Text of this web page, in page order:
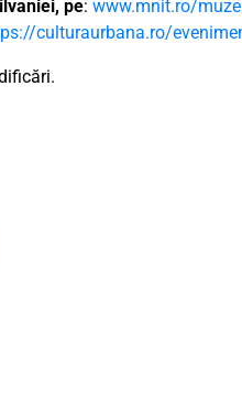
pe: www.mnit.ro/
culturaurbana.ro/